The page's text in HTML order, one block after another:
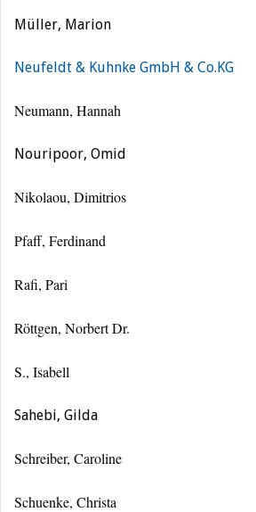
Müller, Marion
Neufeldt & Kuhnke GmbH & Co.KG
Neumann, Hannah
Nouripoor, Omid
Nikolaou, Dimitrios
Pfaff, Ferdinand
Rafi, Pari
Röttgen, Norbert Dr.
S., Isabell
Sahebi, Gilda
Schreiber, Caroline
Schuenke, Christa